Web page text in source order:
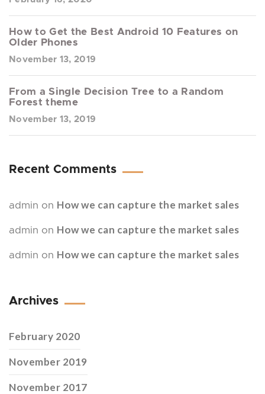
How to Get the Best Android 10 Features on
Older Phones
November 13, 2019
From a Single Decision Tree to a Random
Forest theme
November 13, 2019
Recent Comments
admin on How we can capture the market sales
admin on How we can capture the market sales
admin on How we can capture the market sales
Archives
February 2020
November 2019
November 2017